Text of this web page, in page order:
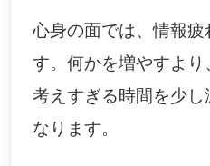
心身の面では、情報
す。何かを増やすよ
考えすぎる時間を少
なります。